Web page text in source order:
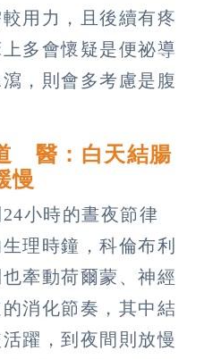
用力，且後續有疼
多會懷疑是便祕導
，則會多考慮是腹
醫：白天結腸
慢
小時的晝夜節律
理時鐘，科倫布利
牽動荷爾蒙、神經
消化節奏，其中結
躍，到夜間則放慢